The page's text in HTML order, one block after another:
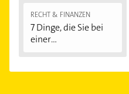
RECHT & FINANZEN
7 Dinge, die Sie bei
einer